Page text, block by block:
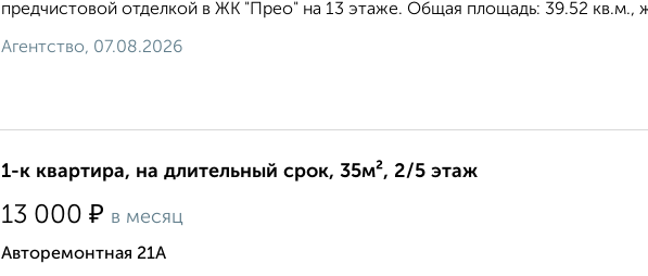
предчистовой отделкой в ЖК "Прео" на 13 этаже. Общая площадь: 39.52 кв.м.,
Агентство, 07.08.2026
1-к квартира, на длительный срок, 35м², 2/5 этаж
13 000 ₽ в месяц
Авторемонтная 21А